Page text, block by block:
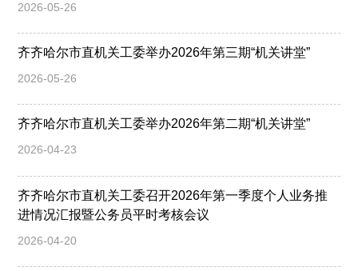
2026-05-26
齐齐哈尔市直机关工委举办2026年第三期“机关讲堂”
2026-05-26
齐齐哈尔市直机关工委举办2026年第二期“机关讲堂”
2026-04-23
齐齐哈尔市直机关工委召开2026年第一季度个人业务推
进情况汇报暨公务员平时考核会议
2026-04-20